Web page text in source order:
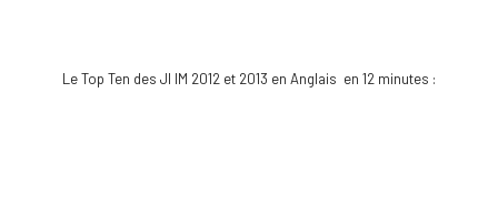
Le Top Ten des JI IM 2012 et 2013 en Anglais en 12 minutes :